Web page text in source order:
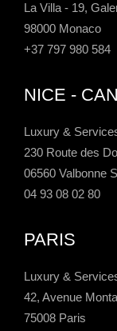
La Villa - 19,
98000 Monaco
+37 797 980 584
NICE -
Luxury &
230 Route des
06560 Valbonne
04 93 08 02 80
PARIS
Luxury &
42, Avenue
75008 Paris